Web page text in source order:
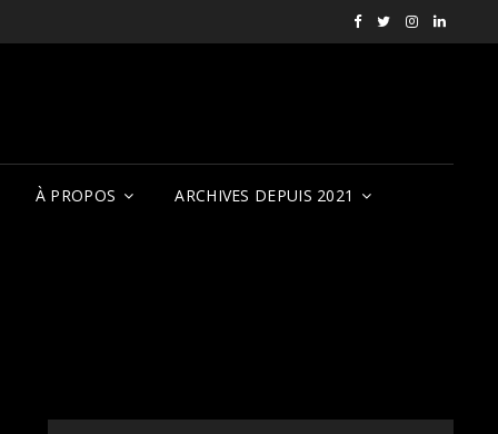
Facebook
X Instagram
VOP
À PROPOS ARCHIVES DEPUIS 2021